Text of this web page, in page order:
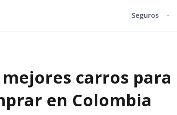
Seguros
Todo Riesgo Seguro de
Hipotecario
de Vehículo
Cuenta de
Autos
Viajes
mejores carros para
en Colombia